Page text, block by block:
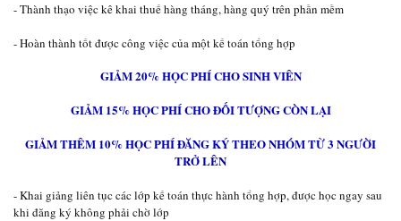
- Thành thạo việc kê khai thuế hàng tháng, hàng quý trên phần mềm
- Hoàn thành tốt được công việc của một kế toán tổng hợp
GIẢM 20% HỌC PHÍ CHO SINH VIÊN
GIẢM 15% HỌC PHÍ CHO ĐỐI TƯỢNG CÒN LẠI
GIẢM THÊM 10% HỌC PHÍ ĐĂNG KÝ THEO NHÓM TỪ 3 NGƯỜI
TRỞ LÊN
- Khai giảng liên tục các lớp kế toán thực hành tổng hợp, được học ngay sau
khi đăng ký không phải chờ lớp